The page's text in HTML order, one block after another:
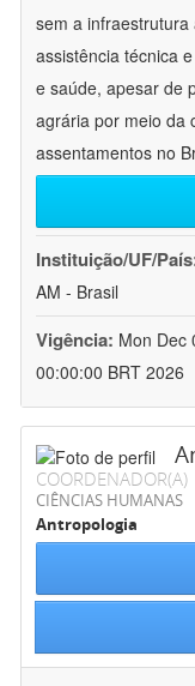
sem a
assistência técnica
e saúde, apesar de
agrária por meio da
assentamentos no
Instituição/UF/
AM - Brasil
Vigência: Mon Dec
00:00:00 BRT 2026
COORDENADOR(A)
CIÊNCIAS HUMANAS
Antropologia